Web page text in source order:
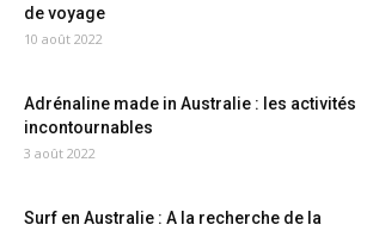
de voyage
10 août 2022
Adrénaline made in Australie : les activités
incontournables
3 août 2022
Surf en Australie : A la recherche de la